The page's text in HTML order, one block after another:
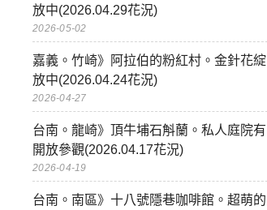
放中(2026.04.29花況)
2026-05-02
嘉義。竹崎》阿拉伯的粉紅村。金針花綻
放中(2026.04.24花況)
2026-04-27
台南。龍崎》頂牛埔石斛蘭。私人庭院有
開放參觀(2026.04.17花況)
2026-04-19
台南。南區》十八號隱巷咖啡館。超萌的